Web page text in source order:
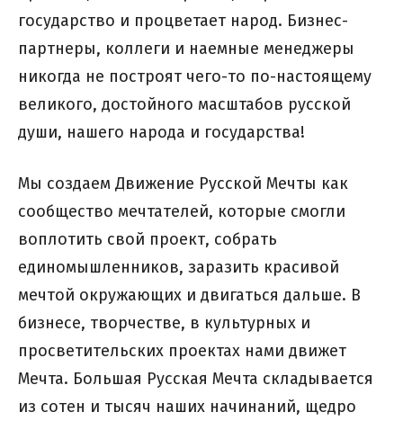
государство и процветает народ. Бизнес-
партнеры, коллеги и наемные менеджеры
никогда не построят чего-то по-настоящему
великого, достойного масштабов русской
души, нашего народа и государства!
Мы создаем Движение Русской Мечты как
сообщество мечтателей, которые смогли
воплотить свой проект, собрать
единомышленников, заразить красивой
мечтой окружающих и двигаться дальше. В
бизнесе, творчестве, в культурных и
просветительских проектах нами движет
Мечта. Большая Русская Мечта складывается
из сотен и тысяч наших начинаний, щедро